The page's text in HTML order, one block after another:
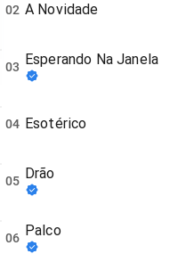
02 A Novidade
03 Esperando Na Janela
04 Esotérico
05 Drão
06 Palco